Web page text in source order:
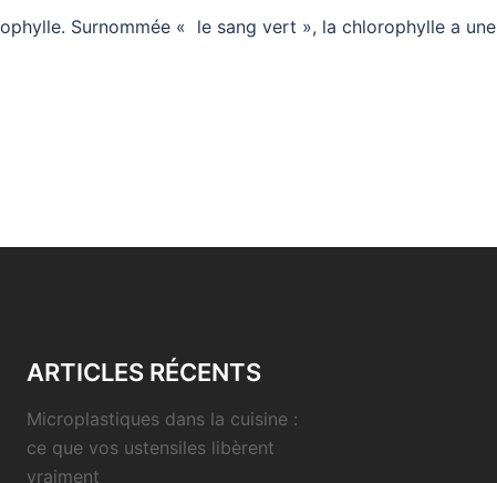
Surnommée « le sang vert », la chlorophylle a une
ARTICLES RÉCENTS
Microplastiques dans la cuisine :
ce que vos ustensiles libèrent
vraiment